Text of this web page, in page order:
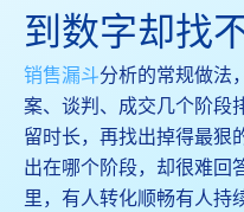
到数字却找
销售漏斗分析的常规做法
案、谈判、成交几个阶段
留时长，再找出掉得最狠
出在哪个阶段，却很难回
里，有人转化顺畅有人持